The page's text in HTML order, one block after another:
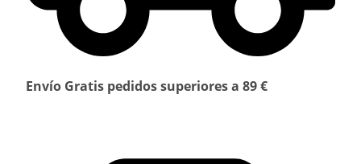
Envío Gratis pedidos superiores a 89 €